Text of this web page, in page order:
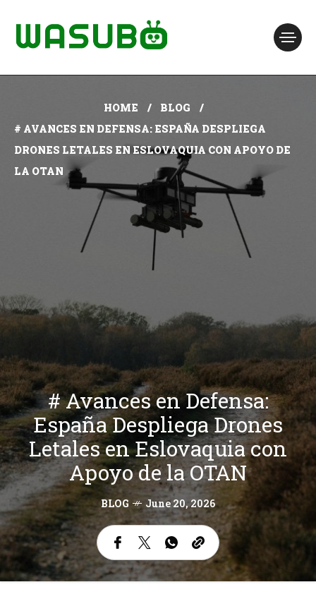
HOME
BLOG
# AVANCES EN DEFENSA: ESPAÑA DESPLIEGA
DRONES LETALES EN ESLOVAQUIA CON APOYO DE
LA OTAN
# Avances en Defensa:
España Despliega Drones
Letales en Eslovaquia con
Apoyo de la OTAN
BLOG June 20, 2026